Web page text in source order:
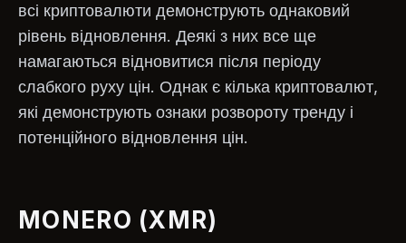
всі криптовалюти демонструють однаковий
рівень відновлення. Деякі з них все ще
намагаються відновитися після періоду
слабкого руху цін. Однак є кілька криптовалют,
які демонструють ознаки розвороту тренду і
потенційного відновлення цін.
MONERO (XMR)